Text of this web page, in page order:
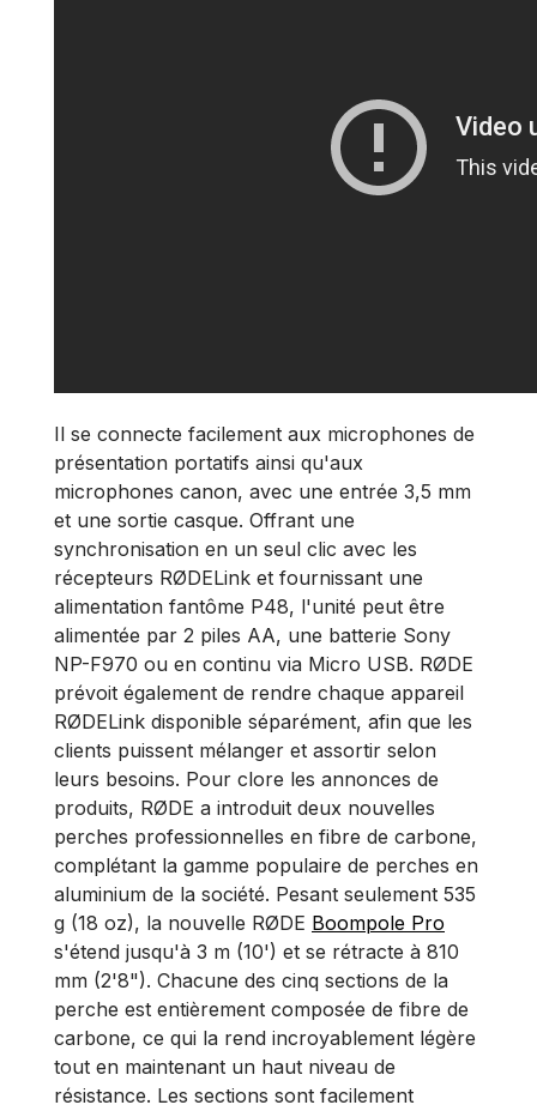
Il se connecte facilement aux microphones de
présentation portatifs ainsi qu'aux
microphones canon, avec une entrée 3,5 mm
et une sortie casque. Offrant une
synchronisation en un seul clic avec les
récepteurs RØDELink et fournissant une
alimentation fantôme P48, l'unité peut être
alimentée par 2 piles AA, une batterie Sony
NP-F970 ou en continu via Micro USB. RØDE
prévoit également de rendre chaque appareil
RØDELink disponible séparément, afin que les
clients puissent mélanger et assortir selon
leurs besoins. Pour clore les annonces de
produits, RØDE a introduit deux nouvelles
perches professionnelles en fibre de carbone,
complétant la gamme populaire de perches en
aluminium de la société. Pesant seulement 535
g (18 oz), la nouvelle RØDE Boompole Pro
s'étend jusqu'à 3 m (10') et se rétracte à 810
mm (2'8"). Chacune des cinq sections de la
perche est entièrement composée de fibre de
carbone, ce qui la rend incroyablement légère
tout en maintenant un haut niveau de
résistance. Les sections sont facilement